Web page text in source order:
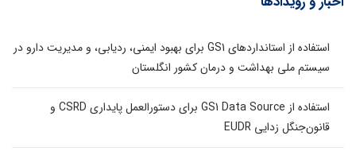
استفاده از استانداردهای GS1 برای بهبود ایمنی، ردیابی، و مدیریت دارو در
سیستم ملی بهداشت و درمان کشور انگلستان
استفاده از GS1 Data Source برای دستورالعمل پایداری CSRD و
قانون‌جنگل زدایی EUDR